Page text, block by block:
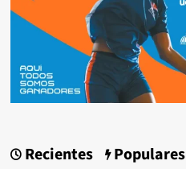
Recientes Populares